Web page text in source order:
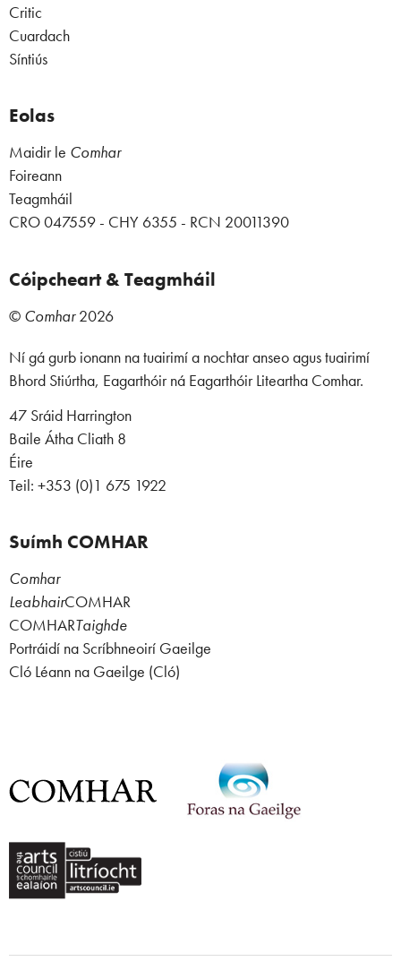
Critic
Cuardach
Síntiús
Eolas
Maidir le Comhar
Foireann
Teagmháil
CRO 047559 - CHY 6355 - RCN 20011390
Cóipcheart & Teagmháil
© Comhar2026
Ní gá gurb ionann na tuairimí a nochtar anseo agus tuairimí
Bhord Stiúrtha, Eagarthóir ná Eagarthóir Liteartha Comhar.
47 Sráid Harrington
Baile Átha Cliath 8
Éire
Teil: +353 (0)1 675 1922
Suímh COMHAR
Comhar
LeabhairCOMHAR
COMHARTaighde
Portráidí na Scríbhneoirí Gaeilge
Cló Léann na Gaeilge (Cló)